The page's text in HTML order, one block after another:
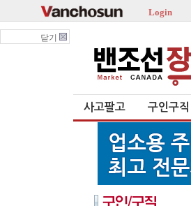
Login
닫기
사고팔고 구인구직